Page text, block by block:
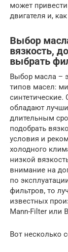
может
двигателя и,
Выбор
вязкость,
выбрать
Выбор масла –
типов масел:
синтетические.
обладают
длительным
подобрать
условия и
холодного
низкой
внимание на
по
фильтров, то
известных
Mann-Filter или
Вот несколько